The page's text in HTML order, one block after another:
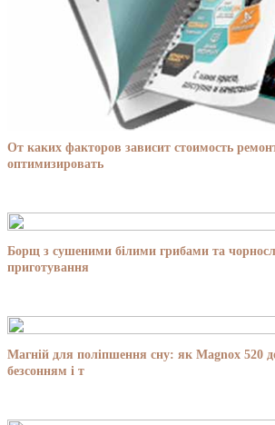
От каких факторов зависит стоимость
оптимизировать
Борщ з сушеними білими грибами та
приготування
Магній для поліпшення сну: як Magnox 520
безсонням і т